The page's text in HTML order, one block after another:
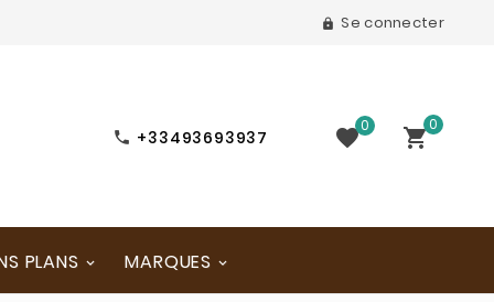
 Se connecter
 +33493693937 0 
0
PLANS MARQUES